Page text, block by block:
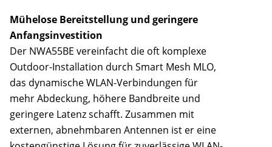
Mühelose Bereitstellung und geringere
Anfangsinvestition
Der NWA55BE vereinfacht die oft komplexe
Outdoor-Installation durch Smart Mesh MLO,
das dynamische WLAN-Verbindungen für
mehr Abdeckung, höhere Bandbreite und
geringere Latenz schafft. Zusammen mit
externen, abnehmbaren Antennen ist er eine